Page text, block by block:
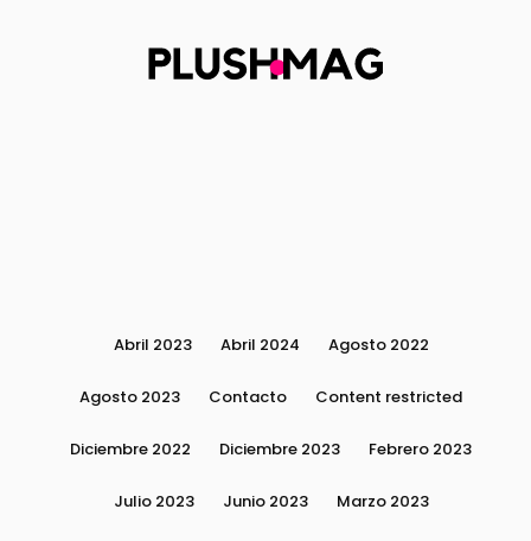
Abril 2023 Abril 2024 Agosto 2022
Agosto 2023 Contacto Content restricted
Diciembre 2022 Diciembre 2023 Febrero 2023
Julio 2023 Junio 2023 Marzo 2023